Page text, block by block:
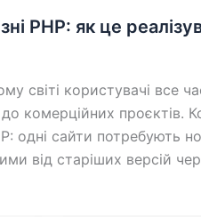
PHP: як це
світі користувачі все
до комерційних проєктів.
одні сайти потребують
від старіших версій